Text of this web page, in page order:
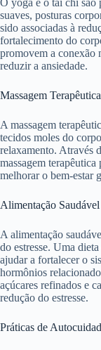
O yoga e o tai chi são
suaves, posturas
sido associadas à
fortalecimento do
promovem a conexão
reduzir a ansiedade.
Massagem Terapêutica
A massagem
tecidos moles do
relaxamento. Através
massagem
melhorar o bem-estar
Alimentação Saudável
A alimentação
do estresse. Uma
ajudar a fortalecer o
hormônios
açúcares refinados e
redução do estresse.
Práticas de